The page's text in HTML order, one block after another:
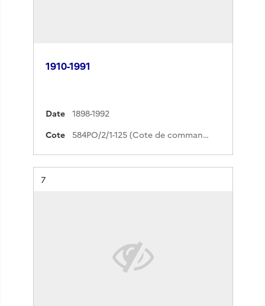
1910-1991
Date
1898-1992
Cote
584PO/2/1-125 (Cote de commande)
Résultat n°
7